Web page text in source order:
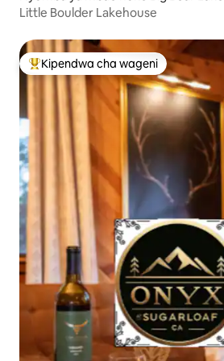
Little Boulder Lakehouse
Kipendwa maarufu cha wageni
Kipendwa cha wageni